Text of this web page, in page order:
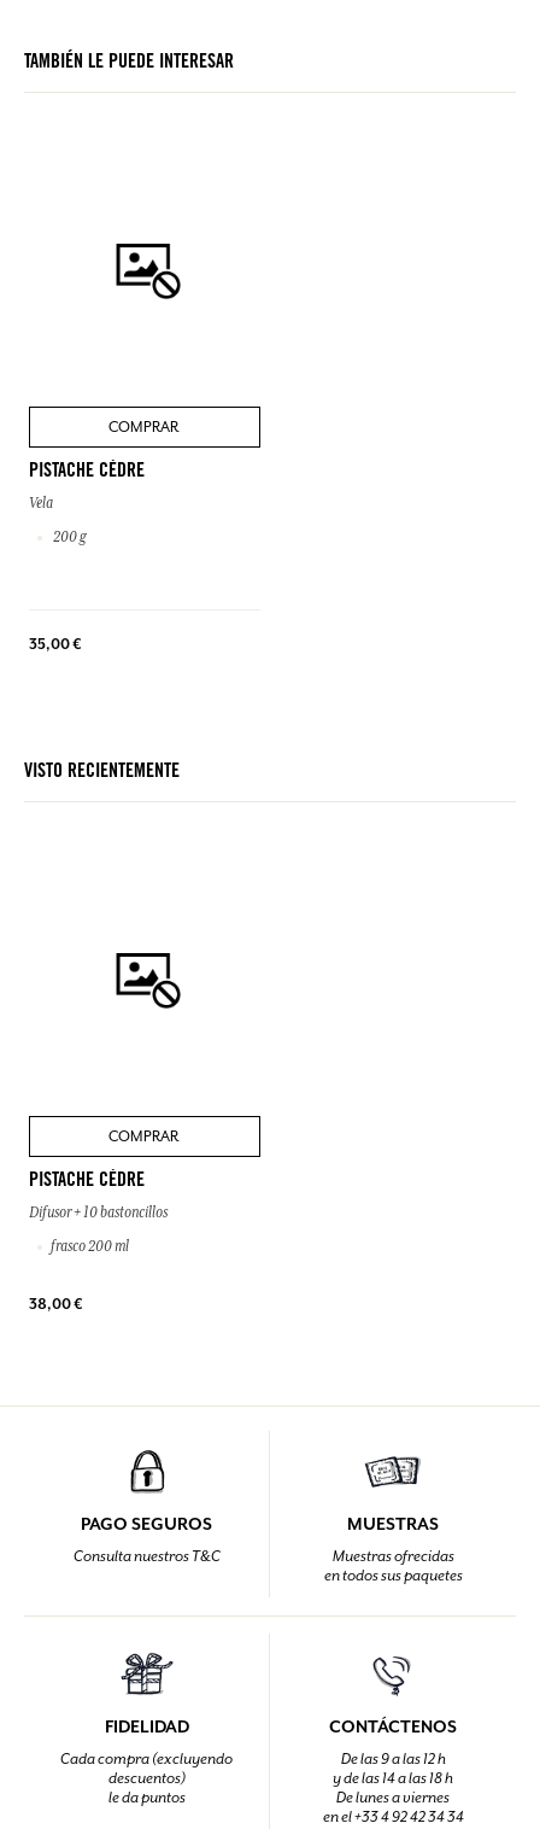
TAMBIÉN LE PUEDE INTERESAR
COMPRAR
PISTACHE CÈDRE
Vela
200 g
35,00 €
VISTO RECIENTEMENTE
COMPRAR
PISTACHE CÈDRE
Difusor + 10 bastoncillos
frasco 200 ml
38,00 €
PAGO SEGUROS
Consulta nuestros T&C
MUESTRAS
Muestras ofrecidas
en todos sus paquetes
FIDELIDAD
Cada compra (excluyendo
descuentos)
le da puntos
CONTÁCTENOS
De las 9 a las 12 h
y de las 14 a las 18 h
De lunes a viernes
en el +33 4 92 42 34 34